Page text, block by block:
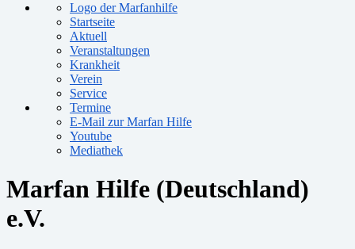
Logo der Marfanhilfe
Startseite
Aktuell
Veranstaltungen
Krankheit
Verein
Service
Termine
E-Mail zur Marfan Hilfe
Youtube
Mediathek
Marfan Hilfe (Deutschland)
e.V.